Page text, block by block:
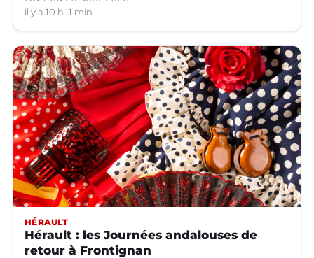
il y a 10 h 1 min
HÉRAULT
Hérault : les Journées andalouses de
retour à Frontignan